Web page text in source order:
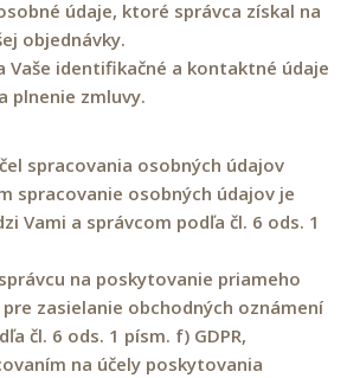
údaje, ktoré správca získal na
objednávky.
Vaše identifikačné a kontaktné údaje
plnenie zmluvy.
spracovania osobných údajov
spracovanie osobných údajov je
Vami a správcom podľa čl. 6 ods. 1
na poskytovanie priameho
zasielanie obchodných oznámení
čl. 6 ods. 1 písm. f) GDPR,
na účely poskytovania